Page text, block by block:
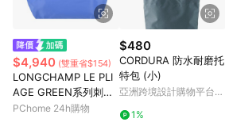
$4,940 (雙重省$154)
LONGCHAMP LE PLI
AGE GREEN系列刺繡
短把再生尼龍摺疊水餃
PChome 24h購物
$480
CORDURA 防水耐磨托
特包 (小)
亞洲跨境設計購物平台
1%